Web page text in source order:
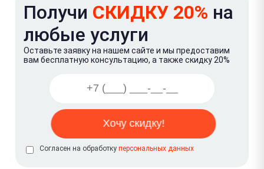
Получи СКИДКУ 20% на
любые услуги
Оставьте заявку на нашем сайте и мы предоставим
вам бесплатную консультацию, а также скидку 20%
Согласен на обработку персональных данных